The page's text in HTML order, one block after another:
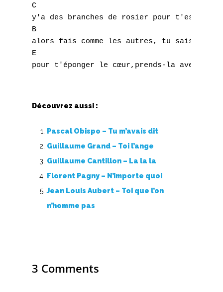
C
y'a des branches de rosier pour t'essuyer
B
alors fais comme les autres, tu sais, à
E
Découvrez aussi :
Pascal Obispo – Tu m’avais dit
Guillaume Grand – Toi l’ange
Guillaume Cantillon – La la la
Florent Pagny – N’importe quoi
Jean Louis Aubert – Toi que l’on
n’homme pas
3 Comments